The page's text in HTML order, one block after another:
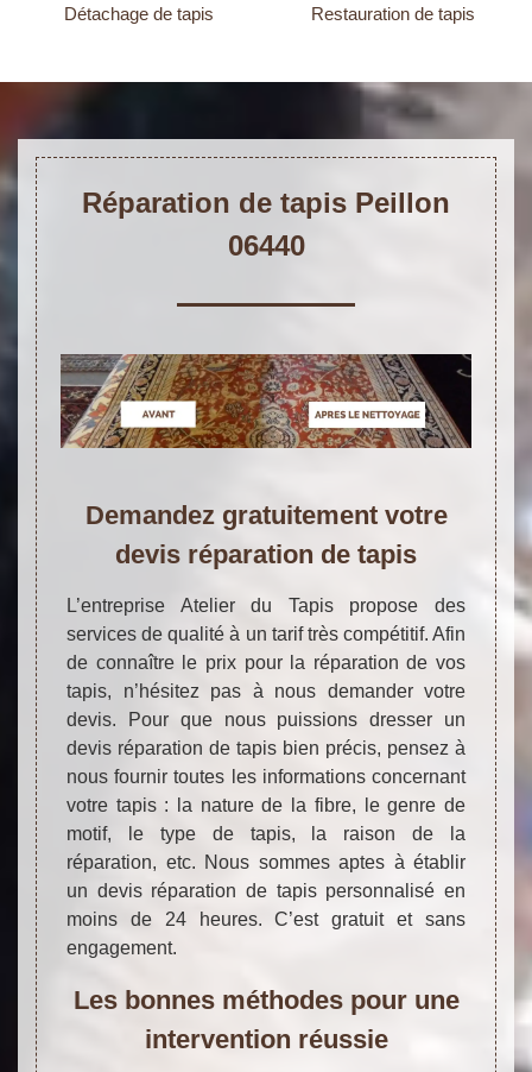
Détachage de tapis Restauration de tapis
Réparation de tapis Peillon
06440
Demandez gratuitement votre
devis réparation de tapis
L’entreprise Atelier du Tapis propose des
services de qualité à un tarif très compétitif. Afin
de connaître le prix pour la réparation de vos
tapis, n’hésitez pas à nous demander votre
devis. Pour que nous puissions dresser un
devis réparation de tapis bien précis, pensez à
nous fournir toutes les informations concernant
votre tapis : la nature de la fibre, le genre de
motif, le type de tapis, la raison de la
réparation, etc. Nous sommes aptes à établir
un devis réparation de tapis personnalisé en
moins de 24 heures. C’est gratuit et sans
engagement.
Les bonnes méthodes pour une
intervention réussie